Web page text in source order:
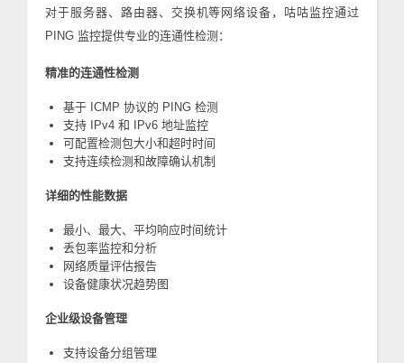
对于服务器、路由器、交换机等网络设备，咕咕监控通过
PING 监控提供专业的连通性检测：
精准的连通性检测
基于 ICMP 协议的 PING 检测
支持 IPv4 和 IPv6 地址监控
可配置检测包大小和超时时间
支持连续检测和故障确认机制
详细的性能数据
最小、最大、平均响应时间统计
丢包率监控和分析
网络质量评估报告
设备健康状况趋势图
企业级设备管理
支持设备分组管理